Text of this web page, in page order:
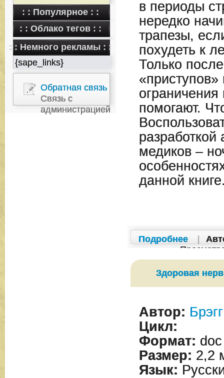
: : Популярное : :
: : Облако тегов : :
: : Немного рекламы : :
{sape_links}
Обратная связь
Связь с
администрацией
в периоды
нередко
трапезы,
похудеть к
Только
«приступов»
помогают.
разработкой
медиков –
данной
Подробнее
Здоровая
Автор:
Цикл:
Формат: doc
Размер: 2,2
Язык: